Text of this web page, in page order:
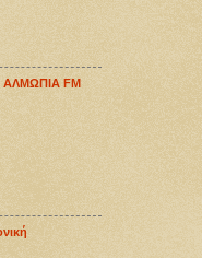
ΑΛΜΩΠΙΑ FM